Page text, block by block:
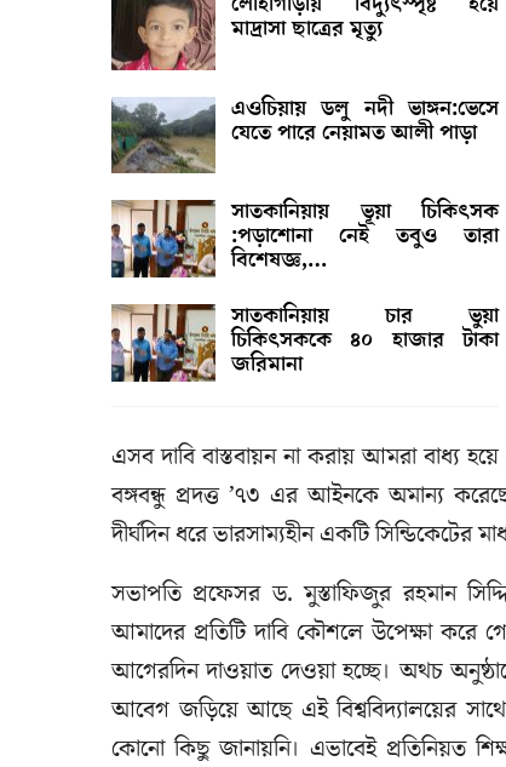
মাদ্রাসা ছাত্রের মৃত্যু
এওচিয়ায় ডলু নদী ভাঙ্গন:ভেসে
যেতে পারে নেয়ামত আলী পাড়া
সাতকানিয়ায় ভূয়া চিকিৎসক
:পড়াশোনা নেই তবুও তারা
বিশেষজ্ঞ,…
সাতকানিয়ায় চার ভুয়া
চিকিৎসককে ৪০ হাজার টাকা
জরিমানা
এসব দাবি বাস্তবায়ন না করায় আমরা বাধ্য হয়ে
বঙ্গবন্ধু প্রদত্ত ’৭৩ এর আইনকে অমান্য
দীর্ঘদিন ধরে ভারসাম্যহীন একটি
সভাপতি প্রফেসর ড. মুস্তাফিজুর রহমান
আমাদের প্রতিটি দাবি কৌশলে উপেক্ষা করে
আগেরদিন দাওয়াত দেওয়া হচ্ছে। অথচ
আবেগ জড়িয়ে আছে এই বিশ্ববিদ্যালয়ের
কোনো কিছু জানায়নি। এভাবেই প্রতিনিয়ত